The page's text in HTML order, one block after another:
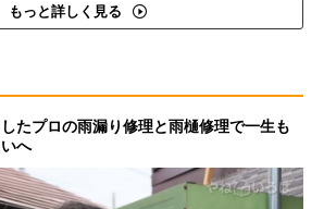
もっと詳しく見る
たプロの雨漏り修理と雨樋修理で一生も
へ